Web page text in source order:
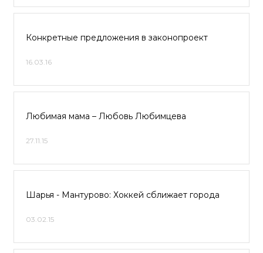
Конкретные предложения в законопроект
16.03.16
Любимая мама – Любовь Любимцева
27.11.15
Шарья - Мантурово: Хоккей сближает города
03.02.15